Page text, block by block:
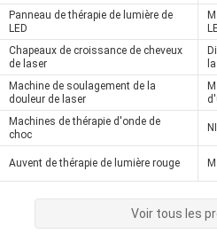
Panneau de thérapie de lumière de
LED
Chapeaux de croissance de cheveux
de laser
Machine de soulagement de la
douleur de laser
Machines de thérapie d'onde de
choc
Auvent de thérapie de lumière rouge
Voir tous les